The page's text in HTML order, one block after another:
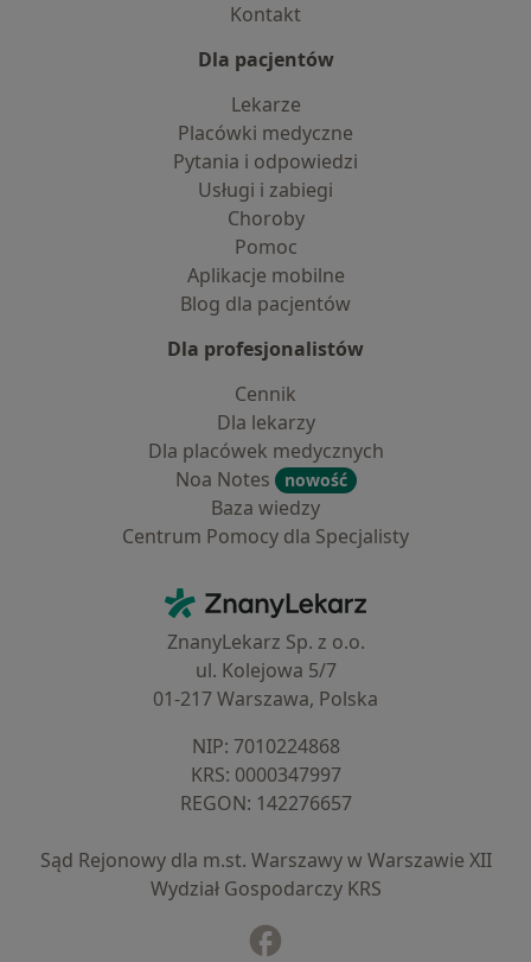
Kontakt
Dla pacjentów
Lekarze
Placówki medyczne
Pytania i odpowiedzi
Usługi i zabiegi
Choroby
Pomoc
Aplikacje mobilne
Blog dla pacjentów
Dla profesjonalistów
Cennik
Dla lekarzy
Dla placówek medycznych
Noa Notes
nowość
Baza wiedzy
Centrum Pomocy dla Specjalisty
ZnanyLekarz - Strona główna
ZnanyLekarz Sp. z o.o.
ul. Kolejowa 5/7
01-217 Warszawa, Polska
NIP: ⁠7010224868
KRS: ⁠0000347997
REGON: ⁠142276657
Sąd Rejonowy dla m.st. Warszawy w Warszawie XII
Wydział Gospodarczy KRS